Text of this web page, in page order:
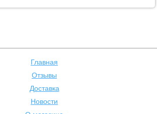
Главная
Отзывы
Доставка
Новости